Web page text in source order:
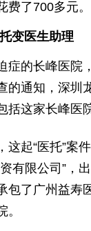
费了700多元
变医生助理
症的长峰医院
的通知，深圳
括这家长峰医
这起“医托”案
有限公司”，
包了广州益寿